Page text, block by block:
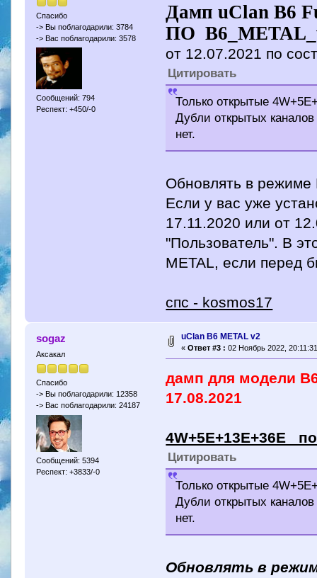
Спасибо
-> Вы поблагодарили: 3784
-> Вас поблагодарили: 3578
Сообщений: 794
Респект: +450/-0
Дамп uClan B6
ПО
от 12.07.2021 по
Цитировать
Только открытые
Дубли открытых каналов
нет.
Обновлять в
Если у вас уже
17.11.2020 или от
"Пользователь". В
METAL, если перед
спс - kosmos17
sogaz
Аксакал
Спасибо
-> Вы поблагодарили: 12358
-> Вас поблагодарили: 24187
Сообщений: 5394
Респект: +3833/-0
uClan B6 METAL v2
« Ответ #3 : 02 Ноябрь 2022,
дамп для модели
17.08.2021
4W+5E+13Е+36E
Цитировать
Только открытые
Дубли открытых каналов
нет.
Обновлять в